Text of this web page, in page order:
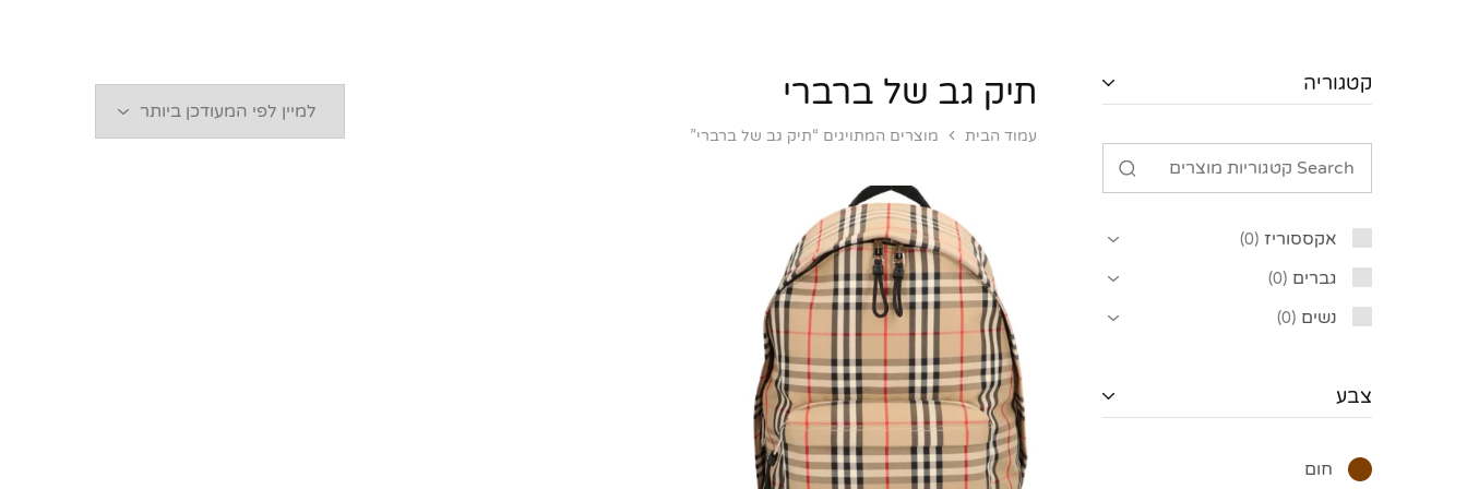
תיק גב של ברברי
עמוד הבית מוצרים המתויגים “תיק גב של ברברי”
קטגוריה
אקססוריז 0
גברים 0
נשים 0
צבע
חום